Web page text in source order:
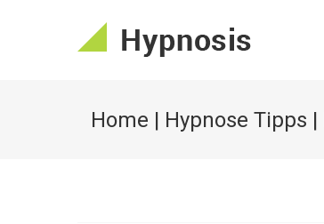
Home | Hypnose Tipps |